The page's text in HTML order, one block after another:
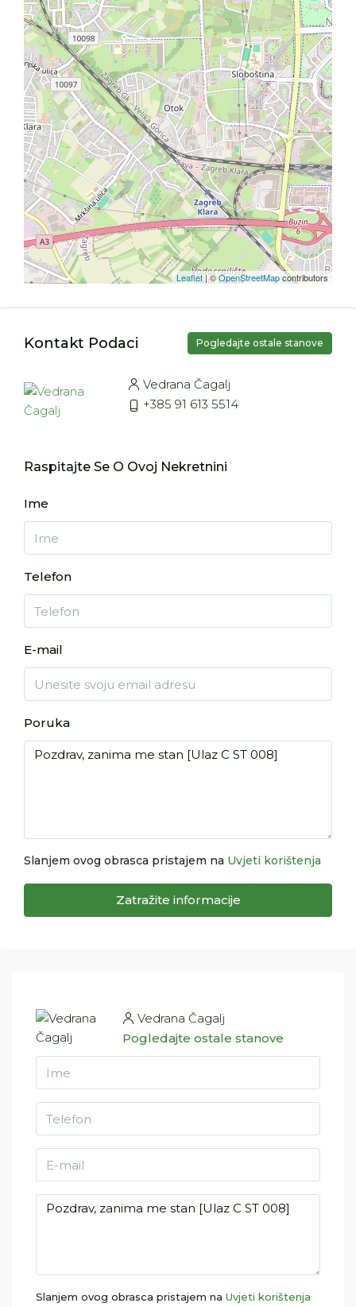
Leaflet| ©OpenStreetMapcontributors
Kontakt Podaci Pogledajte ostale stanove
Vedrana Čagalj
+385 91 613 5514
Raspitajte Se O Ovoj Nekretnini
Ime
Telefon
E-mail
Poruka
Slanjem ovog obrasca pristajem na Uvjeti korištenja
Zatražite informacije
Vedrana Čagalj
Pogledajte ostale stanove
Slanjem ovog obrasca pristajem na Uvjeti korištenja